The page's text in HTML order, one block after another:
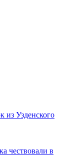
из Узденского
чествовали в